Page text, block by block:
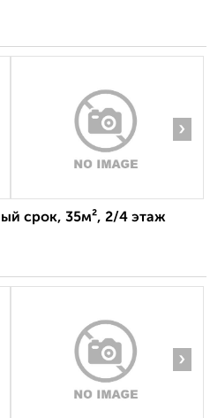
›
срок, 35м², 2/4 этаж
›